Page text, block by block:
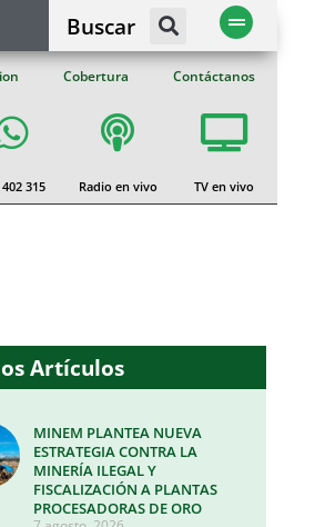
Buscar
Cobertura Contáctanos
315 Radio en vivo TV en vivo
Artículos
MINEM PLANTEA NUEVA
ESTRATEGIA CONTRA LA
MINERÍA ILEGAL Y
FISCALIZACIÓN A PLANTAS
PROCESADORAS DE ORO